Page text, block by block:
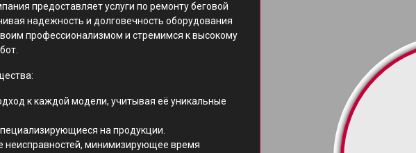
предоставляет услуги по ремонту беговой
надежность и долговечность оборудования
профессионализмом и стремимся к высокому
к каждой модели, учитывая её уникальные
на продукции.
неисправностей, минимизирующее время